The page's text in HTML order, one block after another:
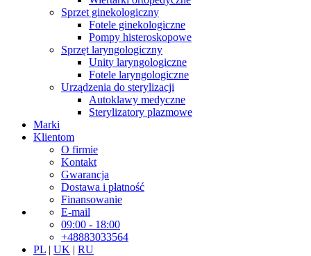
Sprzet ginekologiczny
Fotele ginekologiczne
Pompy histeroskopowe
Sprzęt laryngologiczny
Unity laryngologiczne
Fotele laryngologiczne
Urządzenia do sterylizacji
Autoklawy medyczne
Sterylizatory plazmowe
Marki
Klientom
O firmie
Kontakt
Gwarancja
Dostawa i płatność
Finansowanie
E-mail
09:00 - 18:00
+48883033564
PL | UK | RU